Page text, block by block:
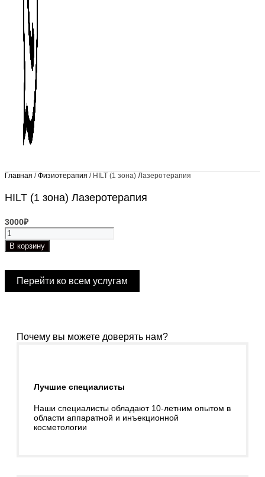
Главная /Физиотерапия / HILT (1 зона) Лазеротерапия
HILT (1 зона) Лазеротерапия
3000₽
Количество
товара
HILT
Лазеротерапия
В корзину
Перейти ко всем услугам
Почему вы можете доверять нам?
Лучшие специалисты
Наши специалисты обладают 10-летним опытом в
области аппаратной и инъекционной
косметологии